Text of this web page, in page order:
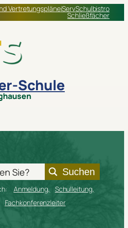
VertretungspläneiServSchulbistro
Schließfächer
Schule
Suchen
Anmeldung
Schulleitung
Fachkonferenzleiter